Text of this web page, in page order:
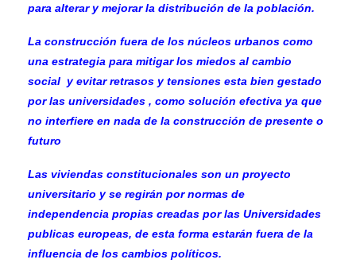
para alterar y mejorar la distribución de la población.
La construcción fuera de los núcleos urbanos como
una estrategia para mitigar los miedos al cambio
social y evitar retrasos y tensiones esta bien gestado
por las universidades , como solución efectiva ya que
no interfiere en nada de la construcción de presente o
futuro
Las viviendas constitucionales son un proyecto
universitario y se regirán por normas de
independencia propias creadas por las Universidades
publicas europeas, de esta forma estarán fuera de la
influencia de los cambios políticos.